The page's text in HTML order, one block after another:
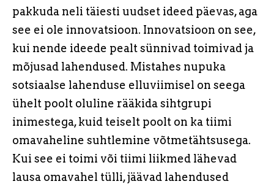
pakkuda neli täiesti uudset ideed päevas, aga
see ei ole innovatsioon. Innovatsioon on see,
kui nende ideede pealt sünnivad toimivad ja
mõjusad lahendused. Mistahes nupuka
sotsiaalse lahenduse elluviimisel on seega
ühelt poolt oluline rääkida sihtgrupi
inimestega, kuid teiselt poolt on ka tiimi
omavaheline suhtlemine võtmetähtsusega.
Kui see ei toimi või tiimi liikmed lähevad
lausa omavahel tülli, jäävad lahendused